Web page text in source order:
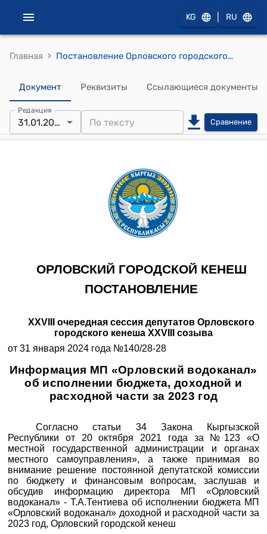
KG RU
Главная › Постановление Орловского городского кенеша от 31 января 2024 года № 140/28-28 "Информация МП "Орловский водоканал" об исполнении бюджета, доходной и расходной части за 2023 год"
Документ Реквизиты Ссылающиеся документы
Редакция
31.01.2024 Сравнение